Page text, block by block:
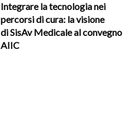
Integrare la tecnologia nei
percorsi di cura: la visione
di SisAv Medicale al convegno
AIIC